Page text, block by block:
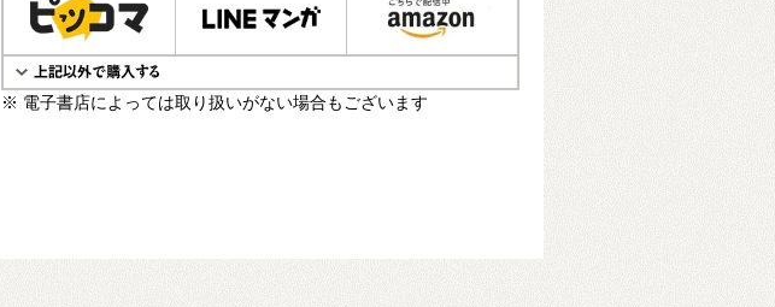
※ 電子書店によっては取り扱いがない場合もございます